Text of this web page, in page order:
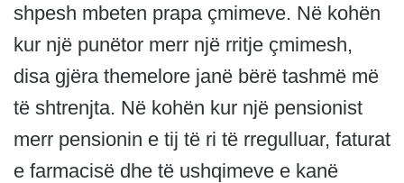
shpesh mbeten prapa çmimeve. Në kohën
kur një punëtor merr një rritje çmimesh,
disa gjëra themelore janë bërë tashmë më
të shtrenjta. Në kohën kur një pensionist
merr pensionin e tij të ri të rregulluar, faturat
e farmacisë dhe të ushqimeve e kanë